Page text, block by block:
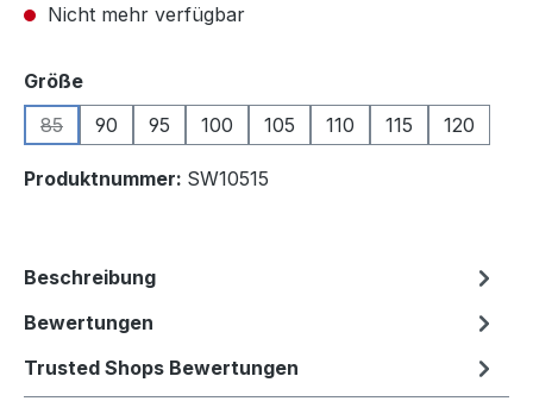
Nicht mehr verfügbar
Größeauswählen
85
(Diese Option ist zurzeit nicht verfügbar.)
90 95 100 105 110 115 120
Produktnummer: SW10515
Beschreibung
Bewertungen
Trusted Shops Bewertungen